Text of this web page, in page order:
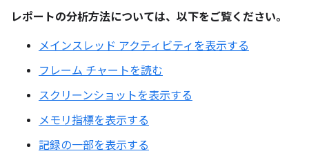
レポートの分析方法については、以下をご覧ください。
メインスレッド アクティビティを表示する
フレーム チャートを読む
スクリーンショットを表示する
メモリ指標を表示する
記録の一部を表示する